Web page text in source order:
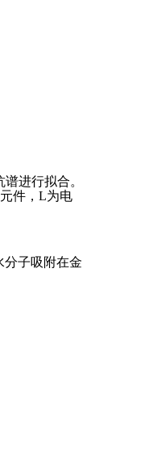
进行拟合。
件，L为电
分子吸附在金